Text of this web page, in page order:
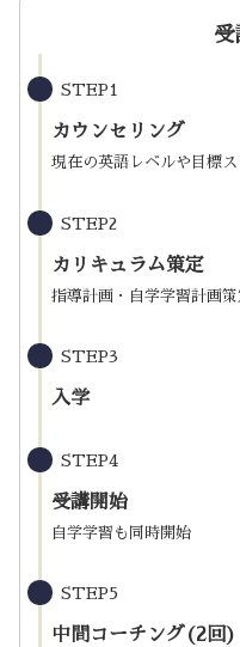
受
STEP1
カウンセリング
現在の英語レベルや目標
STEP2
カリキュラム策定
指導計画・自学学習計画策
STEP3
入学
STEP4
受講開始
自学学習も同時開始
STEP5
中間コーチング(2回)